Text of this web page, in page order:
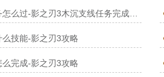
技能-影之刃3攻略
完成-影之刃3攻略